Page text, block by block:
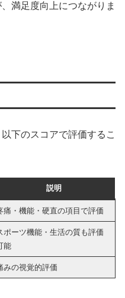
満足度向上につながりま
下のスコアで評価するこ
説明
痛・機能・硬直の項目で評価
ポーツ機能・生活の質も評価
能
みの視覚的評価